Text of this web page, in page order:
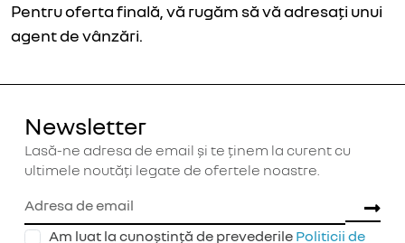
Pentru oferta finală, vă rugăm să vă adresați unui
agent de vânzări.
Newsletter
Lasă-ne adresa de email și te ținem la curent cu
ultimele noutăți legate de ofertele noastre.
Am luat la cunoștință de prevederile Politicii de